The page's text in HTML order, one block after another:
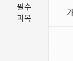
필수
과목